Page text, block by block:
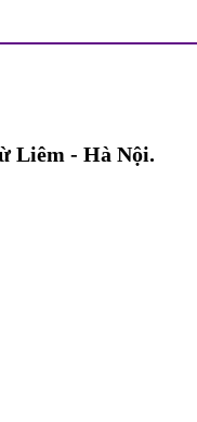
Liêm - Hà Nội.